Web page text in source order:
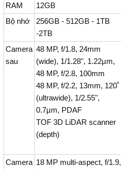
RAM
12GB
Bộ nhớ
256GB - 512GB - 1TB
-2TB
Camera
sau
48 MP, f/1.8, 24mm
(wide), 1/1.28", 1.22µm,
48 MP, f/2.8, 100mm
48 MP, f/2.2, 13mm, 120˚
(ultrawide), 1/2.55",
0.7µm, PDAF
TOF 3D LiDAR scanner
(depth)
Camera 18 MP multi-aspect, f/1.9,